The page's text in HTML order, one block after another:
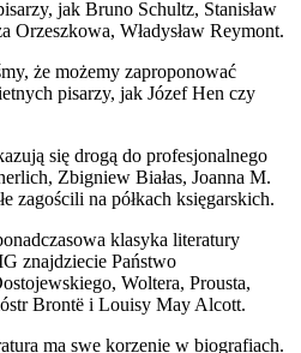
jak Bruno Schultz, Stanisław
Orzeszkowa, Władysław Reymont.
że możemy zaproponować
pisarzy, jak Józef Hen czy
się drogą do profesjonalnego
Zbigniew Białas, Joanna M.
zagościli na półkach księgarskich.
klasyka literatury
znajdziecie Państwo
Woltera, Prousta,
Brontë i Louisy May Alcott.
ma swe korzenie w biografiach.